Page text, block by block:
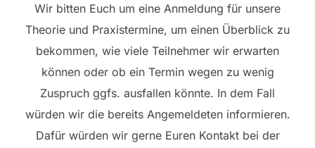
Wir bitten Euch um eine Anmeldung für unsere
Theorie und Praxistermine, um einen Überblick zu
bekommen, wie viele Teilnehmer wir erwarten
können oder ob ein Termin wegen zu wenig
Zuspruch ggfs. ausfallen könnte. In dem Fall
würden wir die bereits Angemeldeten informieren.
Dafür würden wir gerne Euren Kontakt bei der